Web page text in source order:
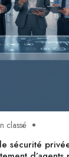
classé
sécurité